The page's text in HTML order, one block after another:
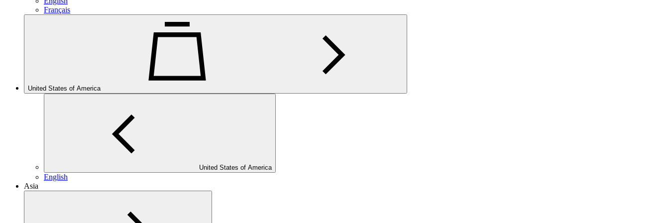
Français
United States of America
United States of America
English
Asia